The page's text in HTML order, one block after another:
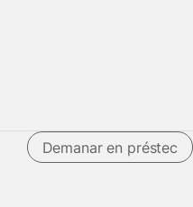
Demanar en préstec